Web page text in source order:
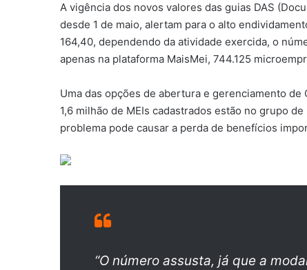
A vigência dos novos valores das guias DAS
desde 1 de maio, alertam para o alto
164,40, dependendo da atividade exercida, o
apenas na plataforma MaisMei, 744.125
Uma das opções de abertura e gerenciamento
1,6 milhão de MEIs cadastrados estão no grupo
problema pode causar a perda de benefícios
“O número assusta, já que a